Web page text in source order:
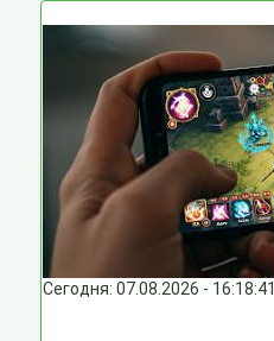
Сегодня: 07.08.2026 - 16:18:41